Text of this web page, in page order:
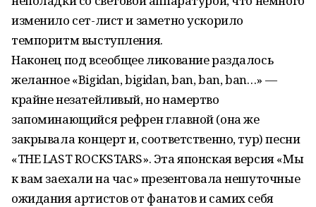
изменило сет-лист и заметно ускорило
темпоритм выступления.
Наконец под всеобщее ликование раздалось
желанное «Bigidan, bigidan, ban, ban, ban…» —
крайне незатейливый, но намертво
запоминающийся рефрен главной (она же
закрывала концерт и, соответственно, тур) песни
«THE LAST ROCKSTARS». Эта японская версия «Мы
к вам заехали на час» презентовала нешуточные
ожидания артистов от фанатов и самих себя